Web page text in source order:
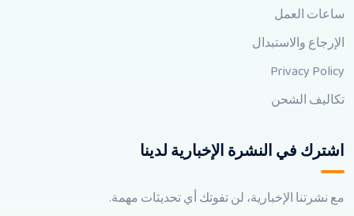
ساعات العمل
الإرجاع والاستبدال
Privacy Policy
تكاليف الشحن
اشترك في النشرة الإخبارية لدينا
مع نشرتنا الإخبارية، لن تفوتك أي تحديثات مهمة.